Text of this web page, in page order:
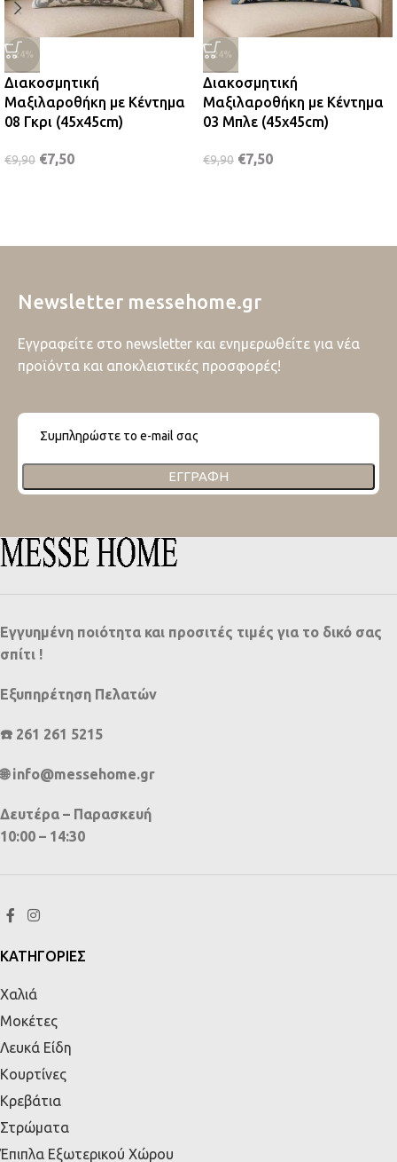
-24%
Διακοσμητική
Μαξιλαροθήκη με Κέντημα
08 Γκρι (45x45cm)
€9,90 €7,50
-24%
Διακοσμητική
Μαξιλαροθήκη με Κέντημα
03 Μπλε (45x45cm)
€9,90 €7,50
Newsletter messehome.gr
Εγγραφείτε στο newsletter και ενημερωθείτε για νέα
προϊόντα και αποκλειστικές προσφορές!
ΕΓΓΡΑΦΉ
Εγγυημένη ποιότητα και προσιτές τιμές για το δικό σας
σπίτι !
Εξυπηρέτηση Πελατών
☎️ 261 261 5215
🌐 info@messehome.gr
Δευτέρα – Παρασκευή
10:00 – 14:30
ΚΑΤΗΓΟΡΙΕΣ
Χαλιά
Μοκέτες
Λευκά Είδη
Κουρτίνες
Κρεβάτια
Στρώματα
Έπιπλα Εξωτερικού Χώρου